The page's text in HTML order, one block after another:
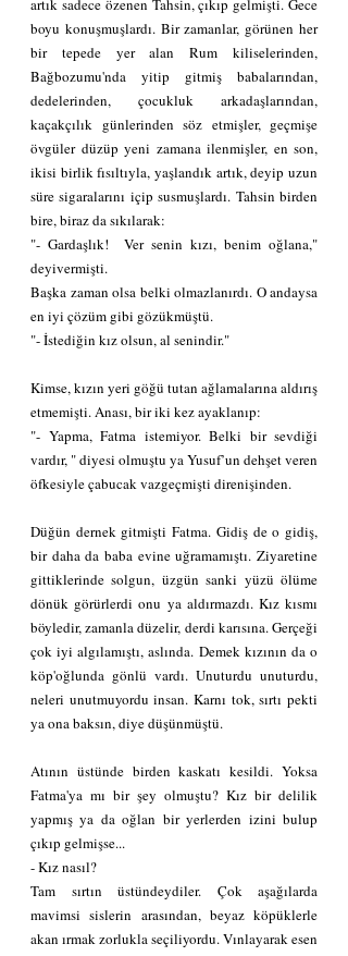
artık sadece özenen Tahsin, çıkıp gelmişti. Gece
boyu konuşmuşlardı. Bir zamanlar, görünen her
bir tepede yer alan Rum kiliselerinden,
Bağbozumu'nda yitip gitmiş babalarından,
dedelerinden, çocukluk arkadaşlarından,
kaçakçılık günlerinden söz etmişler, geçmişe
övgüler düzüp yeni zamana ilenmişler, en son,
ikisi birlik fısıltıyla, yaşlandık artık, deyip uzun
süre sigaralarını içip susmuşlardı. Tahsin birden
bire, biraz da sıkılarak:
"- Gardaşlık!  Ver senin kızı, benim oğlana,"
deyivermişti.
Başka zaman olsa belki olmazlanırdı. O andaysa
en iyi çözüm gibi gözükmüştü.
"- İstediğin kız olsun, al senindir."
Kimse, kızın yeri göğü tutan ağlamalarına aldırış
etmemişti. Anası, bir iki kez ayaklanıp:
"- Yapma, Fatma istemiyor. Belki bir sevdiği
vardır, " diyesi olmuştu ya Yusuf’un dehşet veren
öfkesiyle çabucak vazgeçmişti direnişinden.
Düğün dernek gitmişti Fatma. Gidiş de o gidiş,
bir daha da baba evine uğramamıştı. Ziyaretine
gittiklerinde solgun, üzgün sanki yüzü ölüme
dönük görürlerdi onu ya aldırmazdı. Kız kısmı
böyledir, zamanla düzelir, derdi karısına. Gerçeği
çok iyi algılamıştı, aslında. Demek kızının da o
köp'oğlunda gönlü vardı. Unuturdu unuturdu,
neleri unutmuyordu insan. Karnı tok, sırtı pekti
ya ona baksın, diye düşünmüştü.
Atının üstünde birden kaskatı kesildi. Yoksa
Fatma'ya mı bir şey olmuştu? Kız bir delilik
yapmış ya da oğlan bir yerlerden izini bulup
çıkıp gelmişse...
- Kız nasıl?
Tam sırtın üstündeydiler. Çok aşağılarda
mavimsi sislerin arasından, beyaz köpüklerle
akan ırmak zorlukla seçiliyordu. Vınlayarak esen